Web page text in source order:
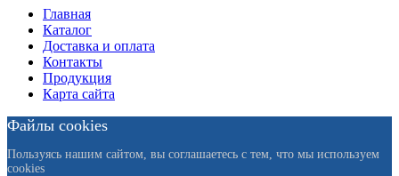
Главная
Каталог
Доставка и оплата
Контакты
Продукция
Карта сайта
Файлы cookies
Пользуясь нашим сайтом, вы соглашаетесь с тем, что мы используем
cookies